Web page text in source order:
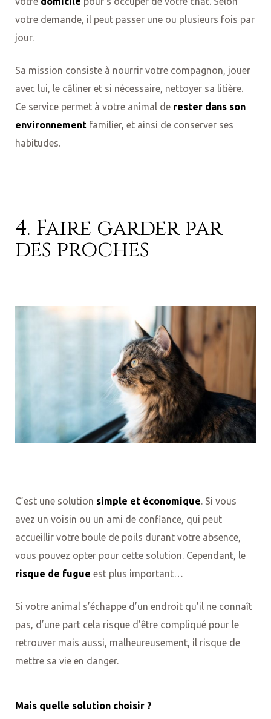
votre demande, il peut passer une ou plusieurs fois par
jour.
Sa mission consiste à nourrir votre compagnon, jouer
avec lui, le câliner et si nécessaire, nettoyer sa litière.
Ce service permet à votre animal de rester dans son
environnement familier, et ainsi de conserver ses
habitudes.
4. Faire garder par
des proches
C’est une solution simple et économique. Si vous
avez un voisin ou un ami de confiance, qui peut
accueillir votre boule de poils durant votre absence,
vous pouvez opter pour cette solution. Cependant, le
risque de fugue est plus important…
Si votre animal s’échappe d’un endroit qu’il ne connaît
pas, d’une part cela risque d’être compliqué pour le
retrouver mais aussi, malheureusement, il risque de
mettre sa vie en danger.
Mais quelle solution choisir ?